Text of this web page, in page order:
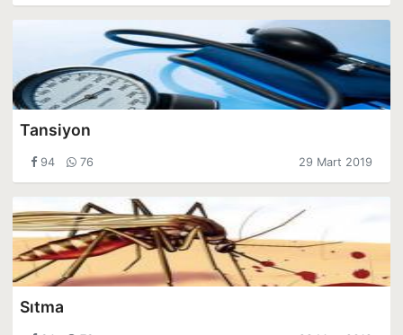
Tansiyon
94 76 29 Mart 2019
Sıtma